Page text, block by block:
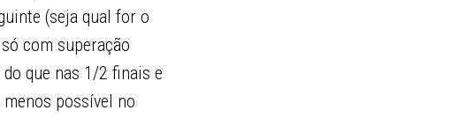
(seja qual for o
com superação
que nas 1/2 finais e
possível no